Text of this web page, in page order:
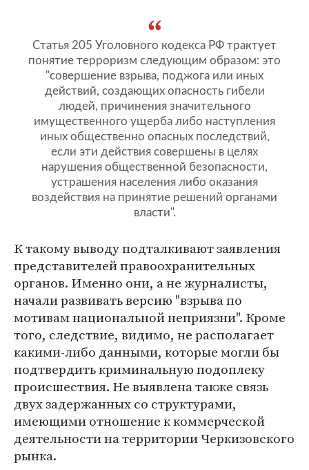
Статья 205 Уголовного кодекса РФ трактует
понятие терроризм следующим образом: это
"совершение взрыва, поджога или иных
действий, создающих опасность гибели
людей, причинения значительного
имущественного ущерба либо наступления
иных общественно опасных последствий,
если эти действия совершены в целях
нарушения общественной безопасности,
устрашения населения либо оказания
воздействия на принятие решений органами
власти".
К такому выводу подталкивают заявления
представителей правоохранительных
органов. Именно они, а не журналисты,
начали развивать версию "взрыва по
мотивам национальной неприязни". Кроме
того, следствие, видимо, не располагает
какими-либо данными, которые могли бы
подтвердить криминальную подоплеку
происшествия. Не выявлена также связь
двух задержанных со структурами,
имеющими отношение к коммерческой
деятельности на территории Черкизовского
рынка.